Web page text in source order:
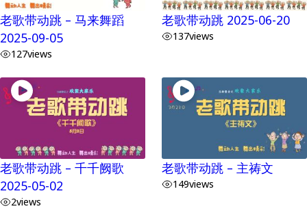
老歌带动跳 – 马来舞蹈
2025-09-05
127views
老歌带动跳 2025-06-20
137views
老歌带动跳 – 千千阙歌
2025-05-02
2views
老歌带动跳 – 主祷文
149views